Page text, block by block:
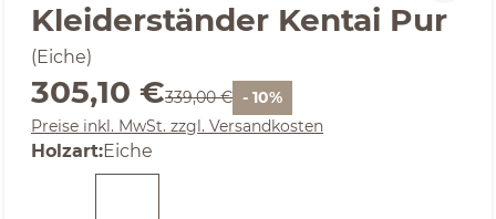
Kleiderständer Kentai Pur
(Eiche)
Verkaufspreis:
305,10 €Regulärer Preis:
339,00 € - 10%
Preise inkl. MwSt. zzgl. Versandkosten
Holzartauswählen
:Eiche